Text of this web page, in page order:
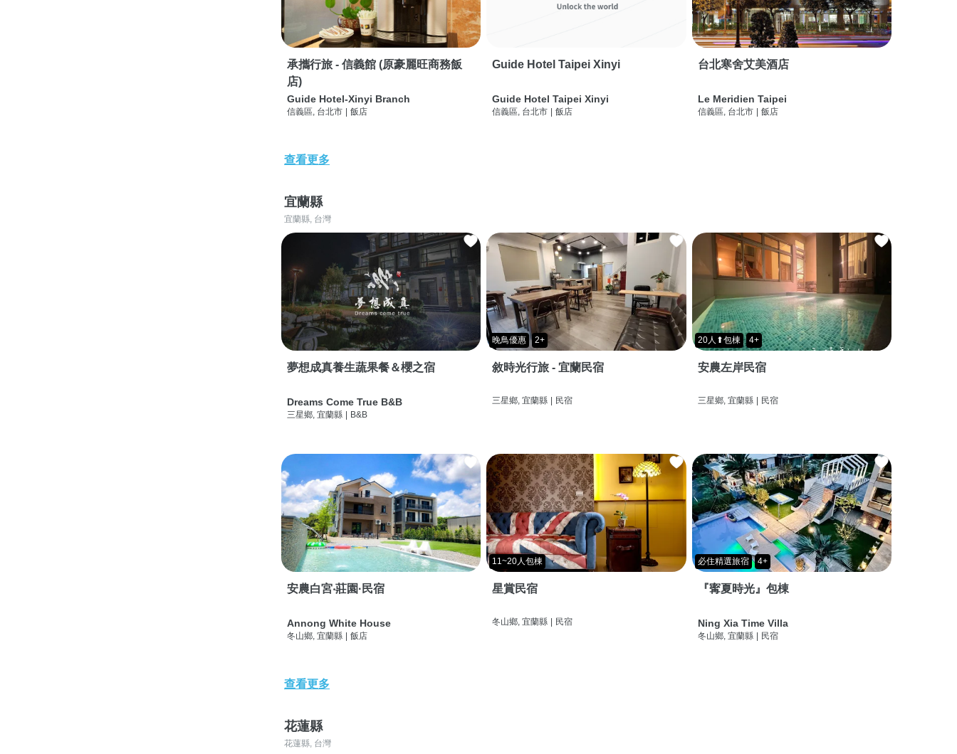
承攜行旅 - 信義館 (原豪麗旺商務飯
店)
Guide Hotel-Xinyi Branch
信義區, 台北市 | 飯店
Guide Hotel Taipei Xinyi
Guide Hotel Taipei Xinyi
信義區, 台北市 | 飯店
台北寒舍艾美酒店
Le Meridien Taipei
信義區, 台北市 | 飯店
查看更多
宜蘭縣
宜蘭縣, 台灣
夢想成真養生蔬果餐＆櫻之宿
Dreams Come True B&B
三星鄉, 宜蘭縣 | B&B
晚鳥優惠 2+
敘時光行旅 - 宜蘭民宿
三星鄉, 宜蘭縣 | 民宿
20人⬆包棟 4+
安農左岸民宿
三星鄉, 宜蘭縣 | 民宿
安農白宮‧莊園·民宿
Annong White House
冬山鄉, 宜蘭縣 | 飯店
11~20人包棟
星賞民宿
冬山鄉, 宜蘭縣 | 民宿
必住精選旅宿 4+
『寗夏時光』包棟
Ning Xia Time Villa
冬山鄉, 宜蘭縣 | 民宿
查看更多
花蓮縣
花蓮縣, 台灣